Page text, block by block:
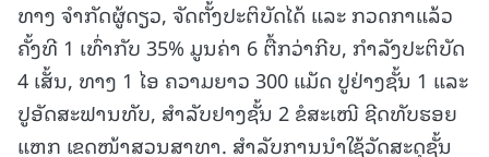
ທາງ ຈໍາກັດຜູ້ດຽວ, ຈັດຕັ້ງປະຕິບັດໄດ້ ແລະ ກວດກາແລ້ວ
ຄັ້ງທີ 1 ເທົ່າກັບ 35% ມູນຄ່າ 6 ຕື້ກວ່າກີບ, ກຳລັງປະຕິບັດ
4 ເສັ້ນ, ທາງ 1 ໄອ ຄວາມຍາວ 300 ແມັດ ປູຢ່າງຊັ້ນ 1 ແລະ
ປູອັດສະຟານທັບ, ສໍາລັບຢາງຊັ້ນ 2 ຂໍສະເໜີ ຊີດທັບຮອຍ
ແຫກ ເຂດໜ້າສວນສາທາ. ສໍາລັບການນໍາໃຊ້ວັດສະດຸຊັ້ນ